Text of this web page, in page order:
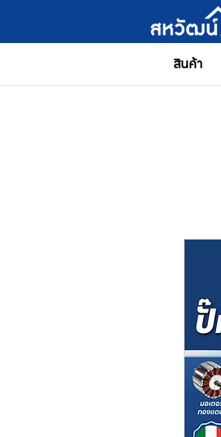
สินค้า